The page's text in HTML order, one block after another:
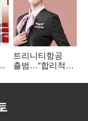
트리니티항공
출범…“합리적
서비스로 승부”